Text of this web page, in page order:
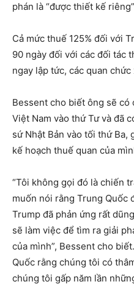
phán là “được thiết kế
Cả mức thuế 125% đối với
90 ngày đối với các đối tác
ngay lập tức, các quan chức
Bessent cho biết ông sẽ có
Việt Nam vào thứ Tư và đã
sứ Nhật Bản vào tối thứ Ba,
kế hoạch thuế quan của
“Tôi không gọi đó là chiến
muốn nói rằng Trung Quốc
Trump đã phản ứng rất
sẽ làm việc để tìm ra giải
của mình”, Bessent cho
Quốc rằng chúng tôi có
chúng tôi gấp năm lần